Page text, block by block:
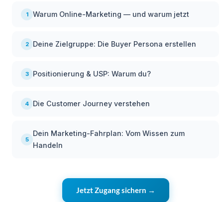
1 Warum Online-Marketing — und warum jetzt
2 Deine Zielgruppe: Die Buyer Persona erstellen
3 Positionierung & USP: Warum du?
4 Die Customer Journey verstehen
5
Dein Marketing-Fahrplan: Vom Wissen zum
Handeln
Jetzt Zugang sichern →